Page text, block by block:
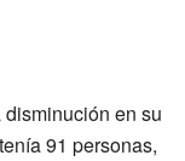
en su
91 personas,